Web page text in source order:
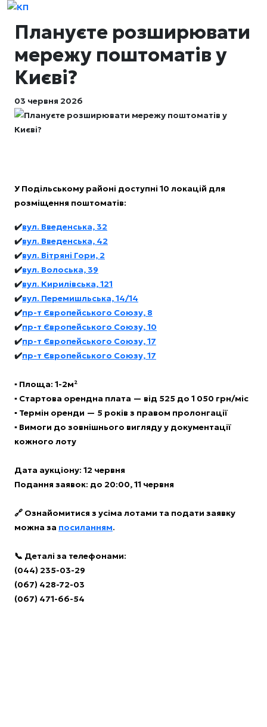
Плануєте розширювати
мережу поштоматів у
Києві?
03 червня 2026
У Подільському районі доступні 10 локацій для
розміщення поштоматів:
✔️вул. Введенська, 32
✔️вул. Введенська, 42
✔️вул. Вітряні Гори, 2
✔️вул. Волоська, 39
✔️вул. Кирилівська, 121
✔️вул. Перемишльська, 14/14
✔️пр-т Європейського Союзу, 8
✔️пр-т Європейського Союзу, 10
✔️пр-т Європейського Союзу, 17
✔️пр-т Європейського Союзу, 17
▪️ Площа: 1-2м²
▪️ Стартова орендна плата — від 525 до 1 050 грн/міс
▪️ Термін оренди — 5 років з правом пролонгації
▪️ Вимоги до зовнішнього вигляду у документації
кожного лоту
Дата аукціону: 12 червня
Подання заявок: до 20:00, 11 червня
🔗 Ознайомитися з усіма лотами та подати заявку
можна за посиланням.
📞 Деталі за телефонами:
(044) 235-03-29
(067) 428-72-03
(067) 471-66-54